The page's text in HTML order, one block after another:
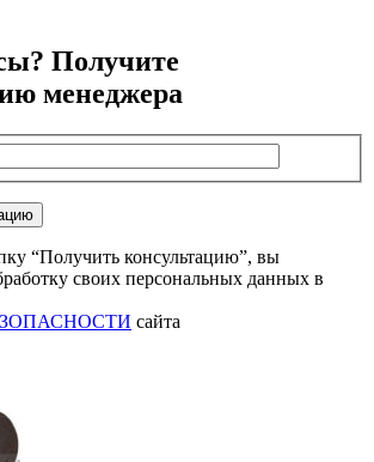
Получите
менеджера
“Получить консультацию”, вы
своих персональных данных в
сайта